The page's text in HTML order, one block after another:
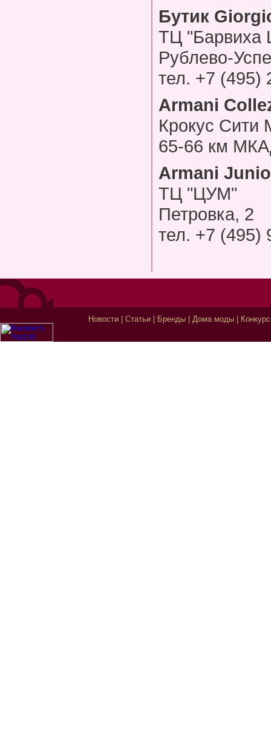
Бутик
ТЦ "Барвиха
Рублево-
тел. +7 (495)
Armani
Крокус Сити
65-66 км
Armani
ТЦ "ЦУМ"
Петровка, 2
тел. +7 (495)
Новости| Статьи| Бренды| Дома моды|